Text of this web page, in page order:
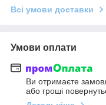
Всі умови доставки
Умови оплати
Ви отримаєте
або гроші